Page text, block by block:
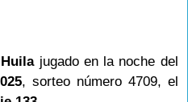
Huilajugado en la noche del
, sorteo número 4709, el